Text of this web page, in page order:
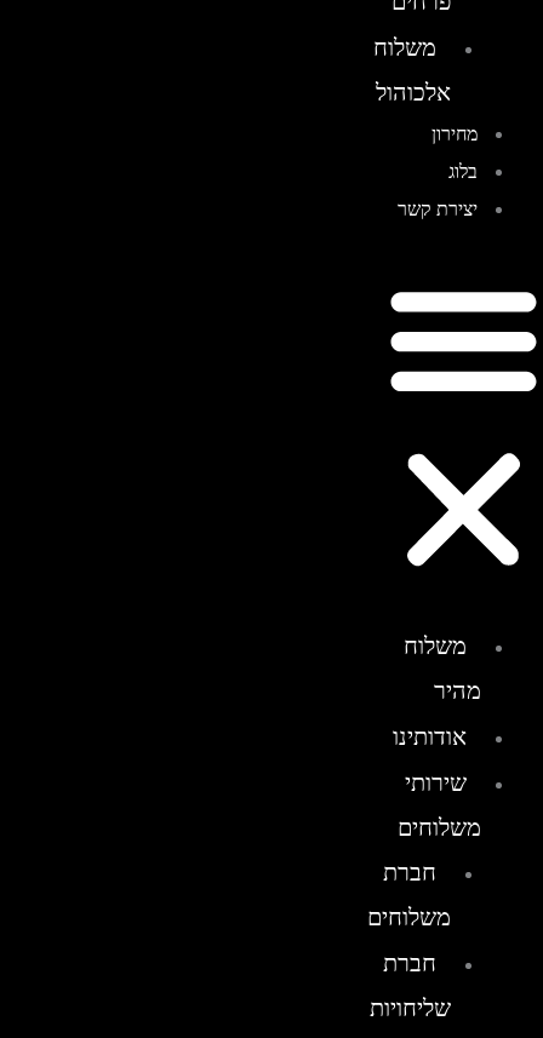
משלוח
אלכוהול
מחירון
בלוג
יצירת קשר
משלוח
מהיר
אודותינו
שירותי
משלוחים
חברת
משלוחים
חברת
שליחויות